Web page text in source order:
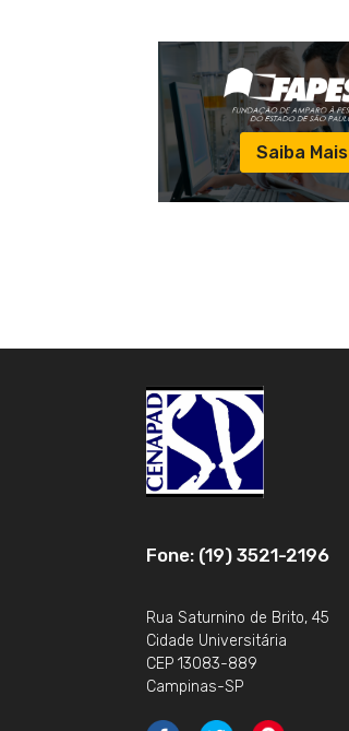
Saiba Mais
Fone: (19) 3521-2196
Rua Saturnino de Brito, 45
Cidade Universitária
CEP 13083-889
Campinas-SP